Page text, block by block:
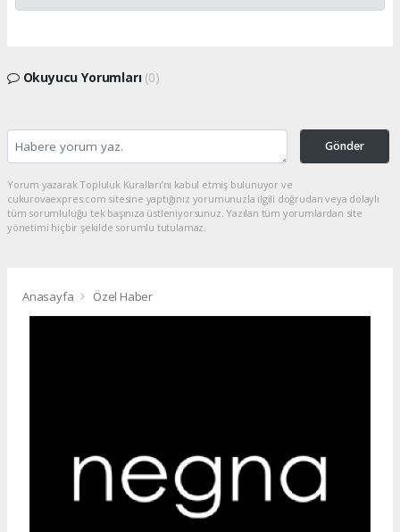
Okuyucu Yorumları (0)
Gönder
Yorum yazarak Topluluk Kuralları’nı kabul etmiş bulunuyor ve
cukurovaexpres.com sitesine yaptığınız yorumunuzla ilgili doğrudan veya dolaylı
tüm sorumluluğu tek başınıza üstleniyorsunuz. Yazılan tüm yorumlardan site
yönetimi hiçbir şekilde sorumlu tutulamaz.
Anasayfa Özel Haber